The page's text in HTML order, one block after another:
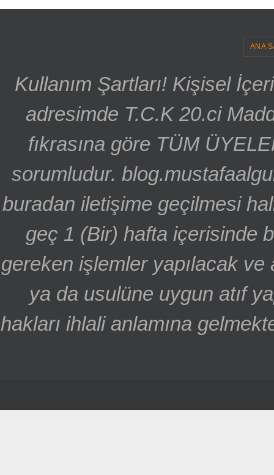
ANA
Kullanım Şartları! Kişisel
adresimde T.C.K 20.ci
fıkrasına göre TÜM
sorumludur.
buradan iletişime geçilmesi
geç 1 (Bir) hafta içerisinde
gereken işlemler yapılacak ve
ya da usulüne uygun atıf
hakları ihlali anlamına